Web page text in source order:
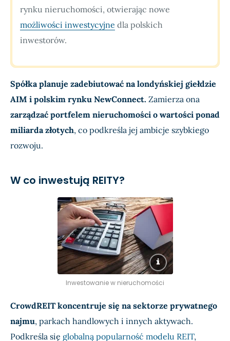
rynku nieruchomości, otwierając nowe
możliwości inwestycyjne dla polskich
inwestorów.
Spółka planuje zadebiutować na londyńskiej giełdzie
AIM i polskim rynku NewConnect. Zamierza ona
zarządzać portfelem nieruchomości o wartości ponad
miliarda złotych, co podkreśla jej ambicje szybkiego
rozwoju.
W co inwestują REITY?
Inwestowanie w nieruchomości
CrowdREIT koncentruje się na sektorze prywatnego
najmu, parkach handlowych i innych aktywach.
Podkreśla się globalną popularność modelu REIT,